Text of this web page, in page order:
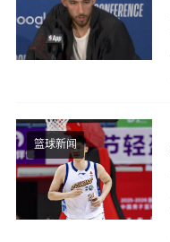
篮球新闻